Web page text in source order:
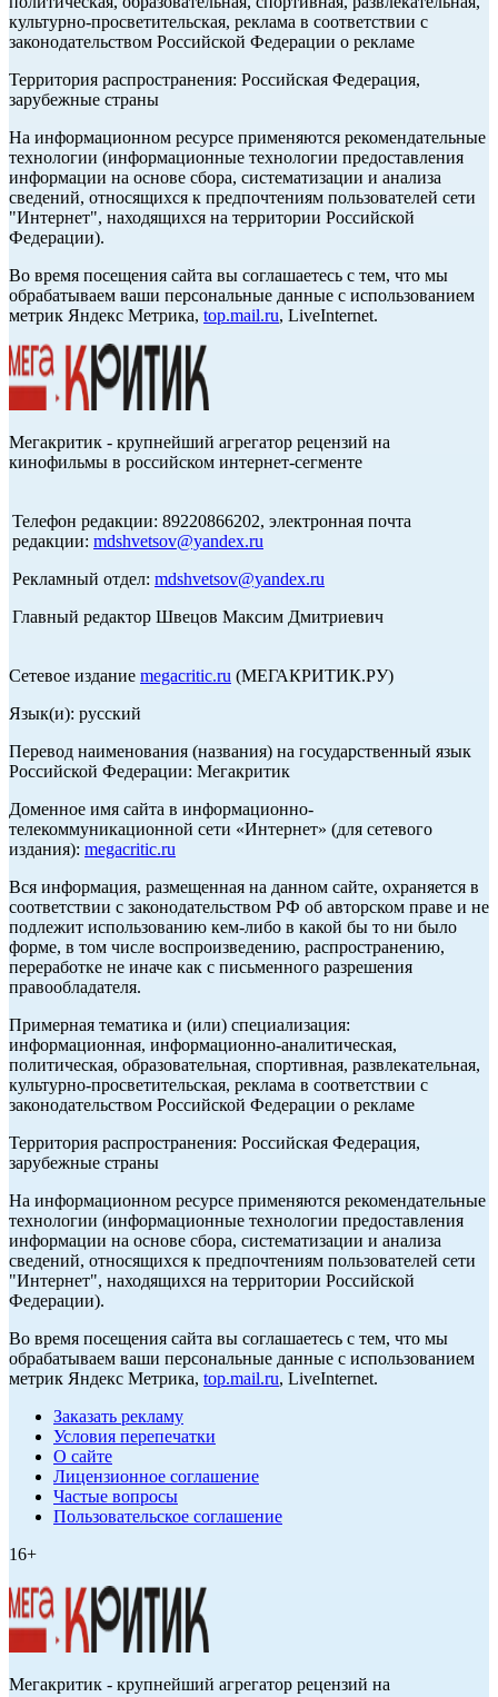
культурно-просветительская, реклама в соответствии с
законодательством Российской Федерации о рекламе
Территория распространения: Российская Федерация,
зарубежные страны
На информационном ресурсе применяются рекомендательные
технологии (информационные технологии предоставления
информации на основе сбора, систематизации и анализа
сведений, относящихся к предпочтениям пользователей сети
"Интернет", находящихся на территории Российской
Федерации).
Во время посещения сайта вы соглашаетесь с тем, что мы
обрабатываем ваши персональные данные с использованием
метрик Яндекс Метрика, top.mail.ru, LiveInternet.
Мегакритик - крупнейший агрегатор рецензий на
кинофильмы в российском интернет-сегменте
Телефон редакции: 89220866202, электронная почта
редакции: mdshvetsov@yandex.ru
Рекламный отдел: mdshvetsov@yandex.ru
Главный редактор Швецов Максим Дмитриевич
Сетевое издание megacritic.ru (МЕГАКРИТИК.РУ)
Язык(и): русский
Перевод наименования (названия) на государственный язык
Российской Федерации: Мегакритик
Доменное имя сайта в информационно-
телекоммуникационной сети «Интернет» (для сетевого
издания): megacritic.ru
Вся информация, размещенная на данном сайте, охраняется в
соответствии с законодательством РФ об авторском праве и не
подлежит использованию кем-либо в какой бы то ни было
форме, в том числе воспроизведению, распространению,
переработке не иначе как с письменного разрешения
правообладателя.
Примерная тематика и (или) специализация:
информационная, информационно-аналитическая,
политическая, образовательная, спортивная, развлекательная,
культурно-просветительская, реклама в соответствии с
законодательством Российской Федерации о рекламе
Территория распространения: Российская Федерация,
зарубежные страны
На информационном ресурсе применяются рекомендательные
технологии (информационные технологии предоставления
информации на основе сбора, систематизации и анализа
сведений, относящихся к предпочтениям пользователей сети
"Интернет", находящихся на территории Российской
Федерации).
Во время посещения сайта вы соглашаетесь с тем, что мы
обрабатываем ваши персональные данные с использованием
метрик Яндекс Метрика, top.mail.ru, LiveInternet.
Заказать рекламу
Условия перепечатки
О сайте
Лицензионное соглашение
Частые вопросы
Пользовательское соглашение
16+
Мегакритик - крупнейший агрегатор рецензий на